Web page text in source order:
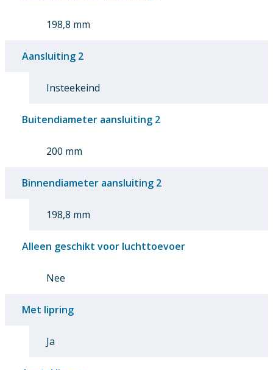
198,8 mm
Aansluiting 2
Insteekeind
Buitendiameter aansluiting 2
200 mm
Binnendiameter aansluiting 2
198,8 mm
Alleen geschikt voor luchttoevoer
Nee
Met lipring
Ja